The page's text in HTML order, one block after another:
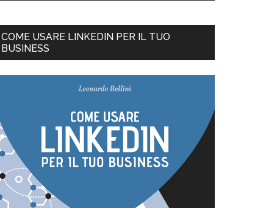
COME USARE LINKEDIN PER IL TUO
BUSINESS